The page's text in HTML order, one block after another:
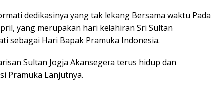
dedikasinya yang tak lekang Bersama waktu Pada
yang merupakan hari kelahiran Sri Sultan
sebagai Hari Bapak Pramuka Indonesia.
Sultan Jogja Akansegera terus hidup dan
Pramuka Lanjutnya.